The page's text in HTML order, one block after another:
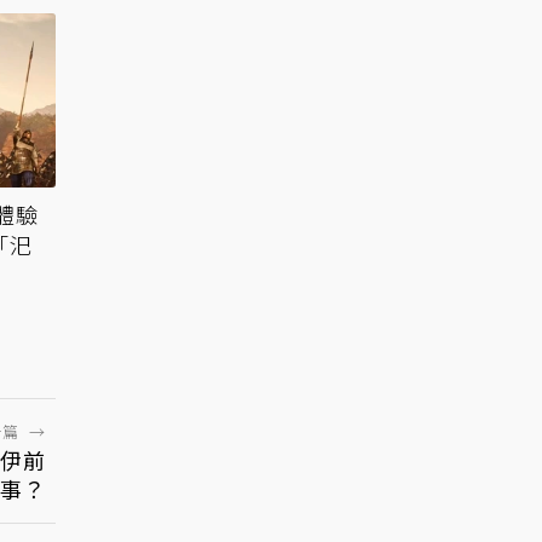
驗
汜
→
前
？